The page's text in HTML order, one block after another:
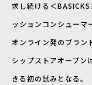
求し続ける＜
ッションコンシューマ
オンライン発のブラン
シップストアオープン
きる初の試みとなる。